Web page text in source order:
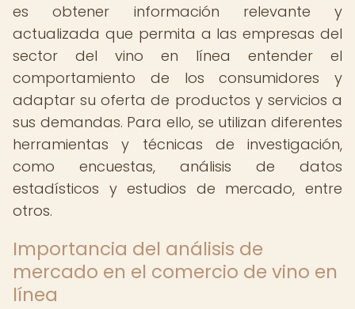
es obtener información relevante y
actualizada que permita a las empresas del
sector del vino en línea entender el
comportamiento de los consumidores y
adaptar su oferta de productos y servicios a
sus demandas. Para ello, se utilizan diferentes
herramientas y técnicas de investigación,
como encuestas, análisis de datos
estadísticos y estudios de mercado, entre
otros.
Importancia del análisis de
mercado en el comercio de vino en
línea